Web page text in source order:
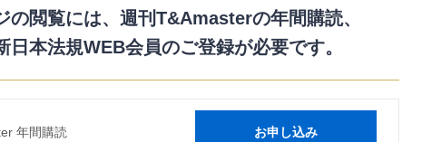
、上告審として受理することを決定した。（平成１１年（行
が民事訴訟法312条2項6号の理由不備の違法があるとして上
告受理の申立てを行っていた。
平成９年（行コ）第７０号）のうち、一定の過少申告加算税
の閲覧には、週刊T&Amasterの年間購読、
日本法規WEB会員のご登録が必要です。
年間購読 お申し込み